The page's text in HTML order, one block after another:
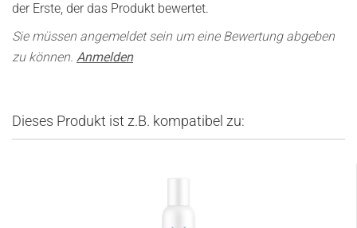
der Erste, der das Produkt bewertet.
Sie müssen angemeldet sein um eine Bewertung abgeben
zu können. Anmelden
Dieses Produkt ist z.B. kompatibel zu: